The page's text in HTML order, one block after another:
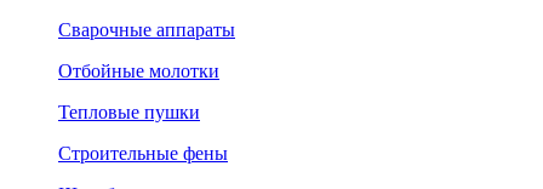
Сварочные аппараты
Отбойные молотки
Тепловые пушки
Строительные фены